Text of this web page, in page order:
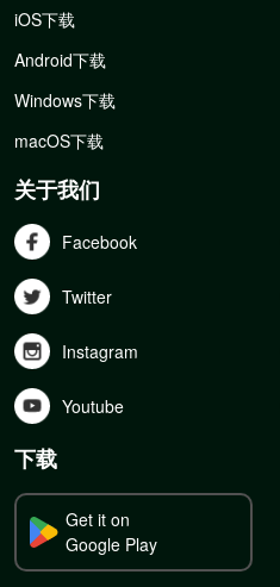
iOS下载
Android下载
Windows下载
macOS下载
关于我们
Facebook
Twitter
Instagram
Youtube
下载
Get it on
Google Play